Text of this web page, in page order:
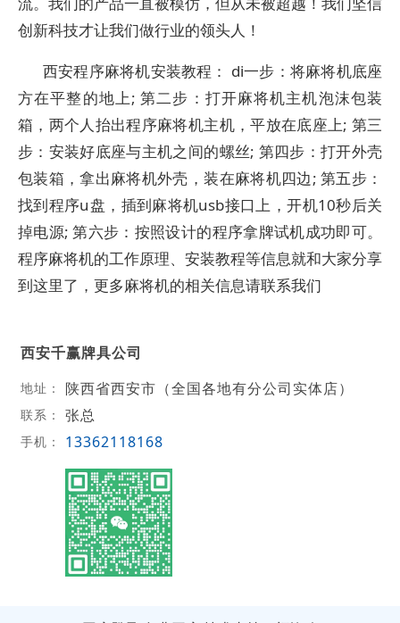
创新科技才让我们做行业的领头人！
西安程序麻将机安装教程： di一步：将麻将机底座
方在平整的地上; 第二步：打开麻将机主机泡沫包装
箱，两个人抬出程序麻将机主机，平放在底座上; 第三
步：安装好底座与主机之间的螺丝; 第四步：打开外壳
包装箱，拿出麻将机外壳，装在麻将机四边; 第五步：
找到程序u盘，插到麻将机usb接口上，开机10秒后关
掉电源; 第六步：按照设计的程序拿牌试机成功即可。
程序麻将机的工作原理、安装教程等信息就和大家分享
到这里了，更多麻将机的相关信息请联系我们
西安千赢牌具公司
地址： 陕西省西安市（全国各地有分公司实体店）
联系： 张总
手机： 13362118168